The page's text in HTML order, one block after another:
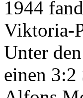
1944
Viktoria-
Unter
einen